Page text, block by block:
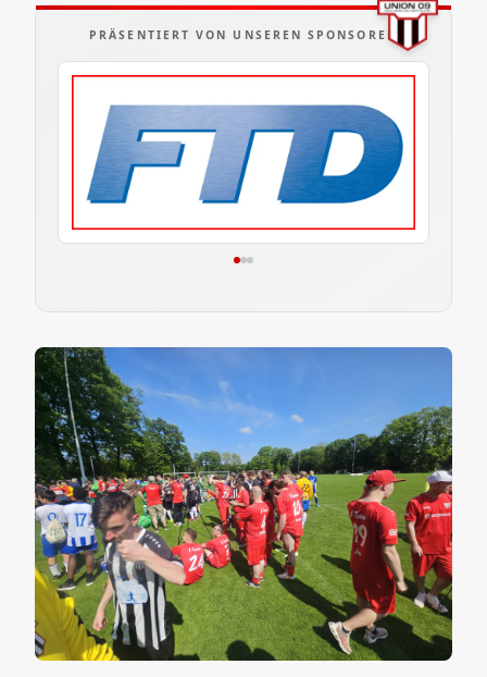
PRÄSENTIERT VON UNSEREN SPONSOREN
Am gestrigen Samstag fand der Inklusionstag
des Fußballverbands Niederrhein an der
Sportschule Wedau statt. Bei herrlichem
Fußballwetter um die 25 Grad lud der FVN zu